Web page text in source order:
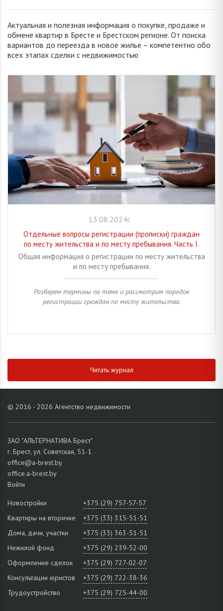
Актуальная и полезная информация о покупке, продаже и
обмене квартир в Бресте и Брестском регионе. От поиска
вариантов до переезда в новое жилье – компетентно обо
всех этапах сделки с недвижимостью
13.08.2024г.
Отдельные вопросы регистрации (прописки) граждан
по месту жительства и по месту пребывания. Часть I.
Общая информация о регистрации по месту жительства
и по месту пребывания.
Разберем термины по теме и рассмотрим порядок
регистрации граждан по месту жительства.
Читать журнал
© 2016 - 2026 Агентство недвижимости
ЗАО "АЛЬТЕРНАТИВА Брест"
г. Брест, ул. Советская, 51-1
office@a-brest.by
office.a-brest.by
Войти
Новостройки
+375 (29) 757-57-57
Квартиры на вторичке
+375 (33) 315-51-51
Дома, дачи, участки
+375 (33) 363-51-51
Нежилой фонд
+375 (29) 239-52-00
Оформление сделок
+375 (29) 727-02-07
Консультации юристов
+375 (29) 722-38-36
Трудоустройство
+375 (29) 725-44-00